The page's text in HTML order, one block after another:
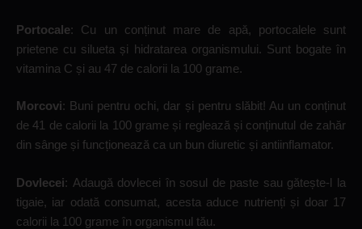
Portocale: Cu un conținut mare de apă, portocalele sunt
prietene cu silueta și hidratarea organismului. Sunt bogate în
vitamina C și au 47 de calorii la 100 grame.
Morcovi: Buni pentru ochi, dar și pentru slăbit! Au un conținut
de 41 de calorii la 100 grame și reglează și conținutul de zahăr
din sânge și funcționează ca un bun diuretic și antiinflamator.
Dovlecei: Adaugă dovlecei în sosul de paste sau gătește-l la
tigaie, iar odată consumat, acesta aduce nutrienți și doar 17
calorii la 100 grame în organismul tău.